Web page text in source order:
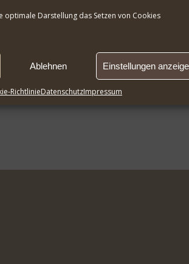
optimale Darstellung das Setzen von Cookies
Ablehnen Einstellungen
RichtlinieDatenschutzImpressum